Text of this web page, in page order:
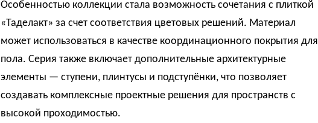
Особенностью коллекции стала возможность сочетания с плиткой
«Таделакт» за счет соответствия цветовых решений. Материал
может использоваться в качестве координационного покрытия для
пола. Серия также включает дополнительные архитектурные
элементы — ступени, плинтусы и подступёнки, что позволяет
создавать комплексные проектные решения для пространств с
высокой проходимостью.